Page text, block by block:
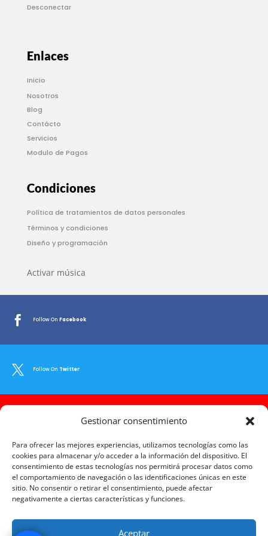
Gestionar consentimiento
Para ofrecer las mejores experiencias, utilizamos tecnologías como las
cookies para almacenar y/o acceder a la información del dispositivo. El
consentimiento de estas tecnologías nos permitirá procesar datos como
el comportamiento de navegación o las identificaciones únicas en este
sitio. No consentir o retirar el consentimiento, puede afectar
negativamente a ciertas características y funciones.
Aceptar
Desconectar
Enlaces
Inicio
Nosotros
Blog
Contácto
Servicios
Modulo de Pagos
Condiciones
Política de tratamientos de datos personales
Términos y condiciones
Diseño y programación
Activar música
 Follow On Facebook
 Follow On Twitter
Youtube
 Follow OnInstagram
 Follow OnLinkedIn